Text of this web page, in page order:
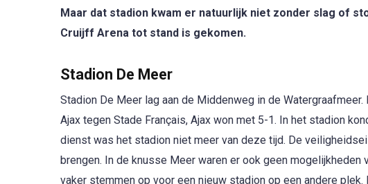
Maar dat stadion kwam er natuurlijk niet zonder slag of
Cruijff Arena tot stand is gekomen.
Stadion De Meer
Stadion De Meer lag aan de Middenweg in de
Ajax tegen Stade Français, Ajax won met 5-1. In het stadion
dienst was het stadion niet meer van deze tijd. De
brengen. In de knusse Meer waren er ook geen
vaker stemmen op voor een nieuw stadion op een andere